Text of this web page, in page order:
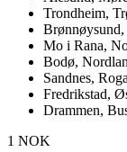
Trondheim,
Brønnøysund,
Mo i Rana,
Bodø,
Sandnes,
Fredrikstad,
Drammen,
1 NOK